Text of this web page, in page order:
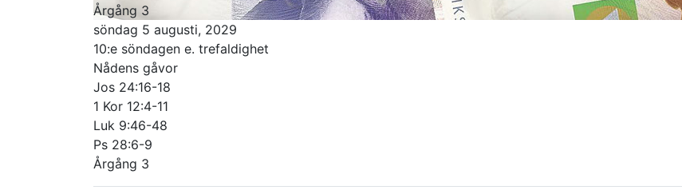
Årgång 3
söndag 5 augusti, 2029
10:e söndagen e. trefaldighet
Nådens gåvor
Jos 24:16-18
1 Kor 12:4-11
Luk 9:46-48
Ps 28:6-9
Årgång 3